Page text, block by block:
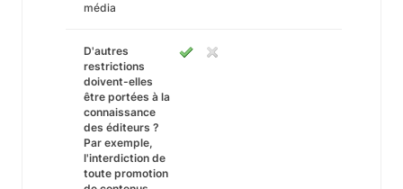
média
D'autres
restrictions
doivent-elles
être portées à la
connaissance
des éditeurs ?
Par exemple,
l'interdiction de
toute promotion